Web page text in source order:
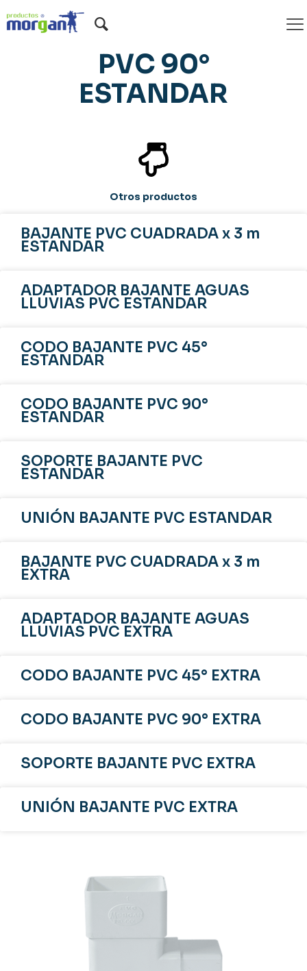
CODO BAJANTE
PVC 90°
ESTANDAR
Otros productos
BAJANTE PVC CUADRADA x 3 m
ESTANDAR
ADAPTADOR BAJANTE AGUAS
LLUVIAS PVC ESTANDAR
CODO BAJANTE PVC 45°
ESTANDAR
CODO BAJANTE PVC 90°
ESTANDAR
SOPORTE BAJANTE PVC
ESTANDAR
UNIÓN BAJANTE PVC ESTANDAR
BAJANTE PVC CUADRADA x 3 m
EXTRA
ADAPTADOR BAJANTE AGUAS
LLUVIAS PVC EXTRA
CODO BAJANTE PVC 45° EXTRA
CODO BAJANTE PVC 90° EXTRA
SOPORTE BAJANTE PVC EXTRA
UNIÓN BAJANTE PVC EXTRA